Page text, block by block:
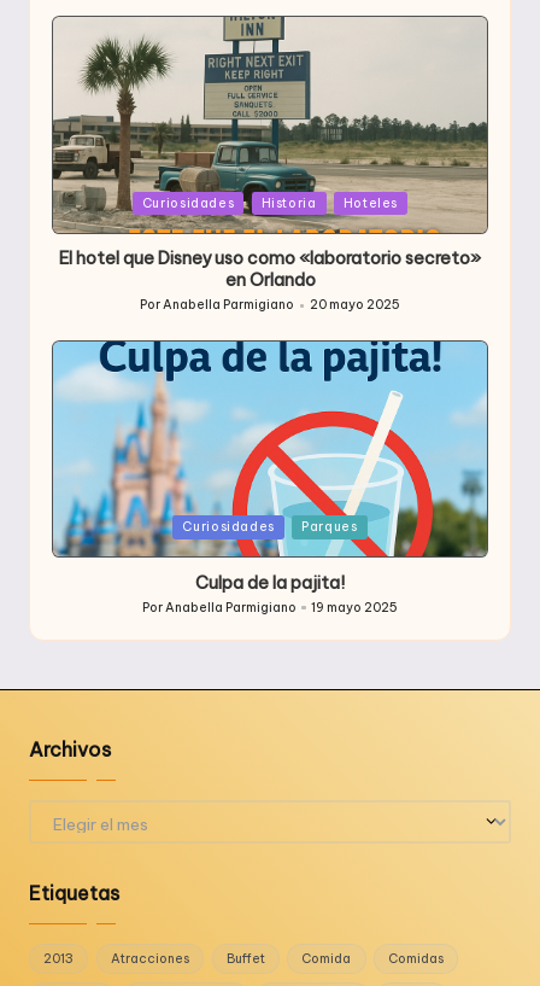
por
Publicada
en
Curiosidades Historia Hoteles
El hotel que Disney uso como «laboratorio secreto»
en Orlando
PorAnabella Parmigiano 20 mayo 2025
Publicada
en
Curiosidades Parques
Culpa de la pajita!
Publicado
por
PorAnabella Parmigiano 19 mayo 2025
Archivos
Etiquetas
2013 Atracciones Buffet Comida Comidas